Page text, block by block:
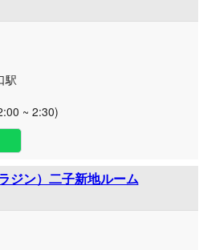
駅
~ 2:30)
ジン）二子新地ルーム